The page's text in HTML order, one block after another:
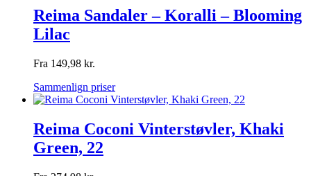
Reima Sandaler – Koralli – Blooming
Lilac
Fra 149,98 kr.
Sammenlign priser
Reima Coconi Vinterstøvler, Khaki
Green, 22